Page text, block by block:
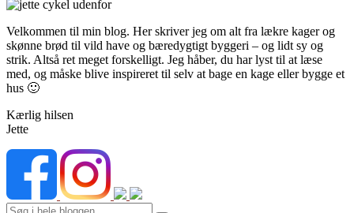
Velkommen til min blog. Her skriver jeg om alt fra lækre kager og
skønne brød til vild have og bæredygtigt byggeri – og lidt sy og
strik. Altså ret meget forskelligt. Jeg håber, du har lyst til at læse
med, og måske blive inspireret til selv at bage en kage eller bygge et
hus 🙂
Kærlig hilsen
Jette